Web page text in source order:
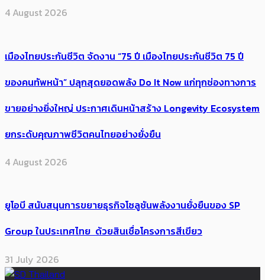
4 August 2026
เมืองไทยประกันชีวิต จัดงาน “75 ปี เมืองไทยประกันชีวิต 75 ปี
ของคนทัพหน้า” ปลุกสุดยอดพลัง Do It Now แก่ทุกช่องทางการ
ขายอย่างยิ่งใหญ่ ประกาศเดินหน้าสร้าง Longevity Ecosystem
ยกระดับคุณภาพชีวิตคนไทยอย่างยั่งยืน
4 August 2026
ยูโอบี สนับสนุนการขยายธุรกิจโซลูชันพลังงานยั่งยืนของ SP
Group ในประเทศไทย ด้วยสินเชื่อโครงการสีเขียว
31 July 2026